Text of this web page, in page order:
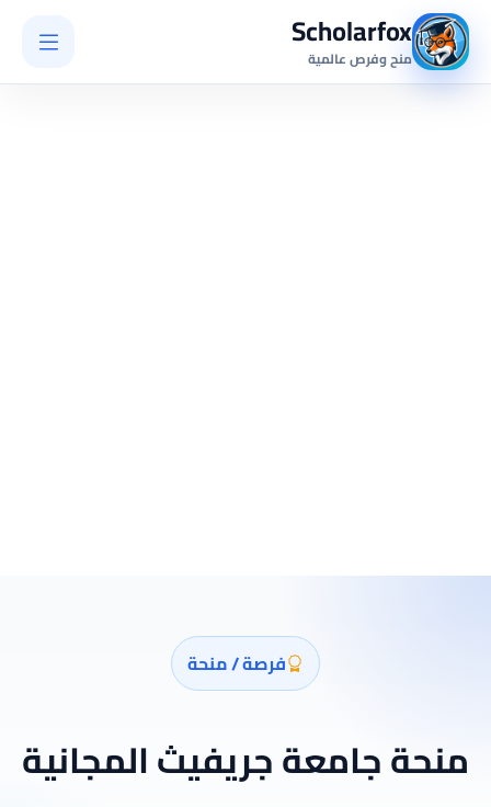
Scholarfox
منح وفرص عالمية
فرصة / منحة
منحة جامعة جريفيث المجانية